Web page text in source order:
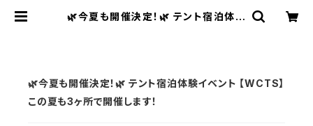
🌿今夏も開催決定！🌿 テント宿泊体験
🌿今夏も開催決定！🌿 テント宿泊体験イベント 【WCTS】
この夏も3ヶ所で開催します！